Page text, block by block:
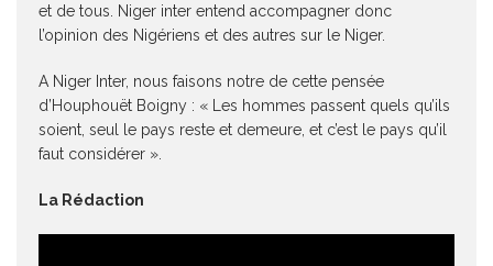
et de tous. Niger inter entend accompagner donc
l’opinion des Nigériens et des autres sur le Niger.
A Niger Inter, nous faisons notre de cette pensée
d’Houphouët Boigny : « Les hommes passent quels qu’ils
soient, seul le pays reste et demeure, et c’est le pays qu’il
faut considérer ».
La Rédaction